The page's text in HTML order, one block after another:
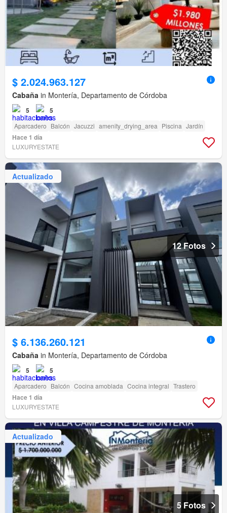
$ 2.024.963.127
Cabaña in Montería, Departamento de Córdoba
5 5
Aparcadero Balcón Jacuzzi amenity_drying_area Piscina Jardín
Hace 1 día
LUXURYESTATE
Actualizado
12 Fotos
$ 6.136.260.121
Cabaña in Montería, Departamento de Córdoba
5 5
Aparcadero Balcón Cocina amoblada Cocina integral Trastero
Hace 1 día
LUXURYESTATE
Actualizado
5 Fotos